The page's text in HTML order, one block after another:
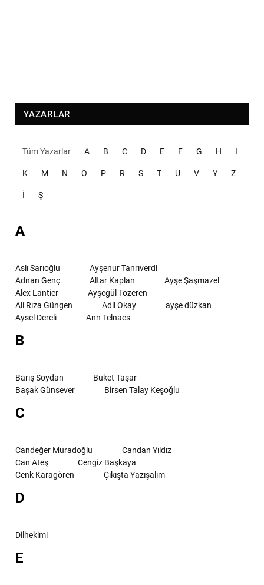
YAZARLAR
Tüm Yazarlar A B C D E F G H I
K M N O P R S T U V Y Z
İ Ş
A
Aslı Sarıoğlu
Ayşenur Tanrıverdi
Adnan Genç
Altar Kaplan
Ayşe Şaşmazel
Alex Lantier
Ayşegül Tözeren
Ali Rıza Güngen
Adil Okay
ayşe düzkan
Aysel Dereli
Ann Telnaes
B
Barış Soydan
Buket Taşar
Başak Günsever
Birsen Talay Keşoğlu
C
Candeğer Muradoğlu
Candan Yıldız
Can Ateş
Cengiz Başkaya
Cenk Karagören
Çıkışta Yazışalım
D
Dilhekimi
E